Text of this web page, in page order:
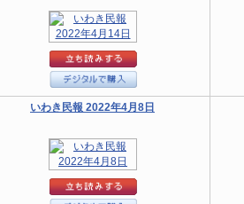
いわき民報 2022年4月8日